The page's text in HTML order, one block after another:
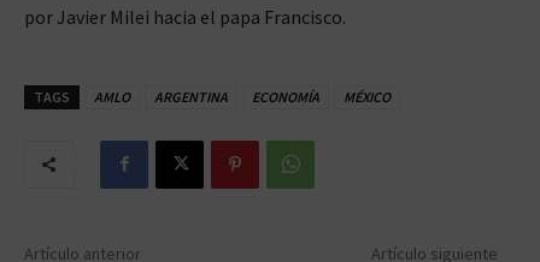
por Javier Milei hacia el papa Francisco.
TAGS AMLO ARGENTINA ECONOMÍA MÉXICO
Artículo anterior Artículo siguiente